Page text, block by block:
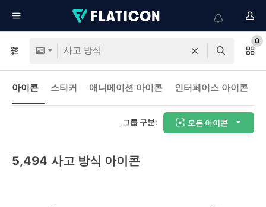
0
아이콘 스티커 애니메이션 아이콘 인터페이스 아이콘
그룹 구분: 모든 아이콘
5,494 사고 방식 아이콘